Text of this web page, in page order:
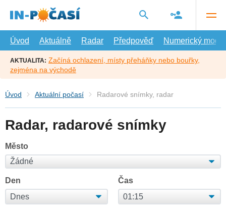
hlavní
Úvod
Aktuálně Radar Předpověď Numerický model
AKTUALITA: Začíná ochlazení, místy přeháňky nebo bouřky,
zejména na východě
Úvod Aktuální počasí Radarové snímky, radar
Radar, radarové snímky
Město
Den Čas